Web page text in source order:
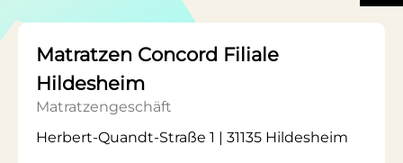
Matratzen Concord Filiale
Hildesheim
Matratzengeschäft
Herbert-Quandt-Straße 1 | 31135 Hildesheim